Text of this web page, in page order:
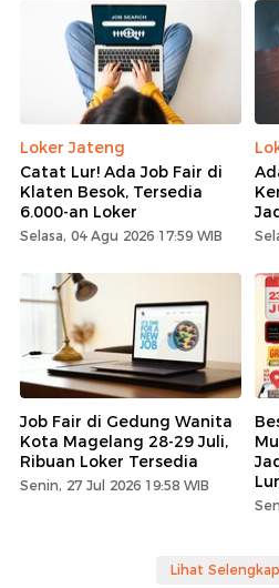
Loker Jateng
Catat Lur! Ada Job Fair di
Klaten Besok, Tersedia
6.000-an Loker
Selasa, 04 Agu 2026 17:59 WIB
Job Fair di Gedung Wanita
Kota Magelang 28-29 Juli,
Ribuan Loker Tersedia
Senin, 27 Jul 2026 19:58 WIB
Lihat